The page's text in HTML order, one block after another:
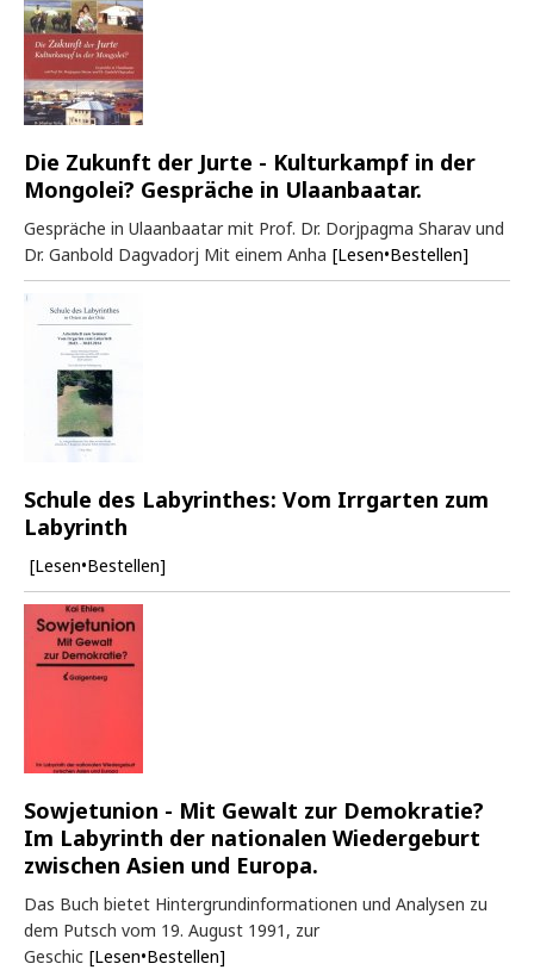
Die Zukunft der Jurte - Kulturkampf in der
Mongolei? Gespräche in Ulaanbaatar.
Gespräche in Ulaanbaatar mit Prof. Dr. Dorjpagma Sharav und
Dr. Ganbold Dagvadorj Mit einem Anha [Lesen•Bestellen]
Schule des Labyrinthes: Vom Irrgarten zum
Labyrinth
[Lesen•Bestellen]
Sowjetunion - Mit Gewalt zur Demokratie?
Im Labyrinth der nationalen Wiedergeburt
zwischen Asien und Europa.
Das Buch bietet Hintergrundinformationen und Analysen zu
dem Putsch vom 19. August 1991, zur
Geschic [Lesen•Bestellen]